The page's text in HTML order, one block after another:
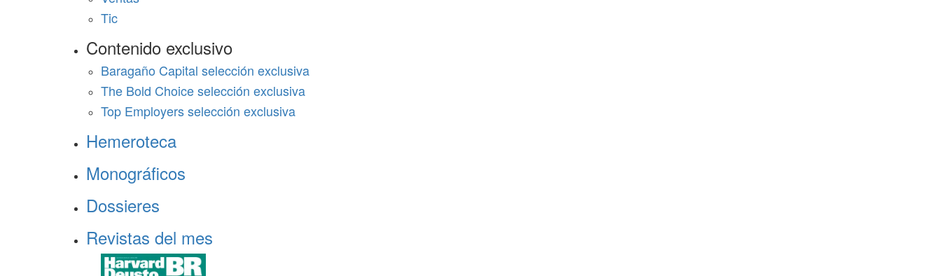
Tic
Contenido exclusivo
Baragaño Capital selección exclusiva
The Bold Choice selección exclusiva
Top Employers selección exclusiva
Hemeroteca
Monográficos
Dossieres
Revistas del mes